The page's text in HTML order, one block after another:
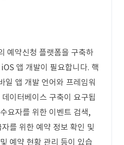
예약신청 플랫폼을 구축하
앱 개발이 필요합니다. 핵
일 앱 개발 언어와 프레임워
이터베이스 구축이 요구됩
요자를 위한 이벤트 검색,
를 위한 예약 정보 확인 및
예약 현황 관리 등이 있습